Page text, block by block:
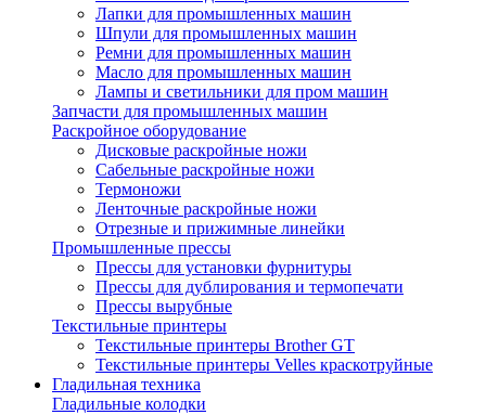
Лапки для промышленных машин
Шпули для промышленных машин
Ремни для промышленных машин
Масло для промышленных машин
Лампы и светильники для пром машин
Запчасти для промышленных машин
Раскройное оборудование
Дисковые раскройные ножи
Сабельные раскройные ножи
Термоножи
Ленточные раскройные ножи
Отрезные и прижимные линейки
Промышленные прессы
Прессы для установки фурнитуры
Прессы для дублирования и термопечати
Прессы вырубные
Текстильные принтеры
Текстильные принтеры Brother GT
Текстильные принтеры Velles краскотруйные
Гладильная техника
Гладильные колодки